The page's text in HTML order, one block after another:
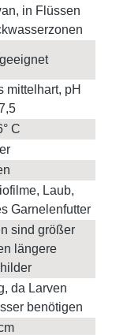
in Flüssen
mittelhart, pH
C
Laub,
Garnelenfutter
sind größer
längere
da Larven
benötigen